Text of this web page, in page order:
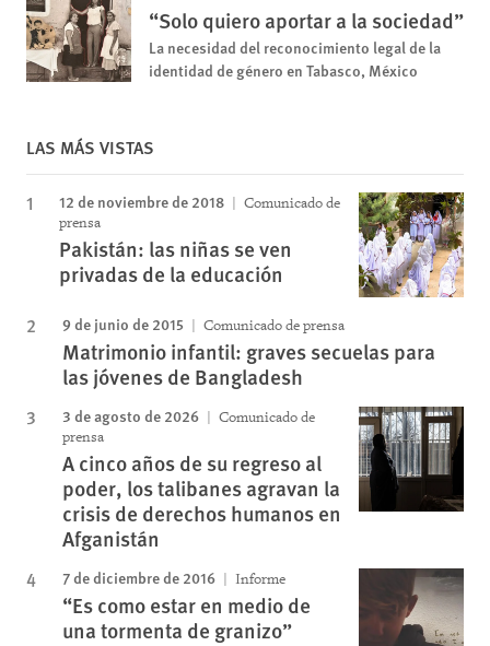
“Solo quiero aportar a la sociedad”
La necesidad del reconocimiento legal de la
identidad de género en Tabasco, México
LAS MÁS VISTAS
12 de noviembre de 2018
Comunicado de
prensa
Pakistán: las niñas se ven
privadas de la educación
9 de junio de 2015 Comunicado de prensa
Matrimonio infantil: graves secuelas para
las jóvenes de Bangladesh
3 de agosto de 2026
Comunicado de
prensa
A cinco años de su regreso al
poder, los talibanes agravan la
crisis de derechos humanos en
Afganistán
7 de diciembre de 2016 Informe
“Es como estar en medio de
una tormenta de granizo”